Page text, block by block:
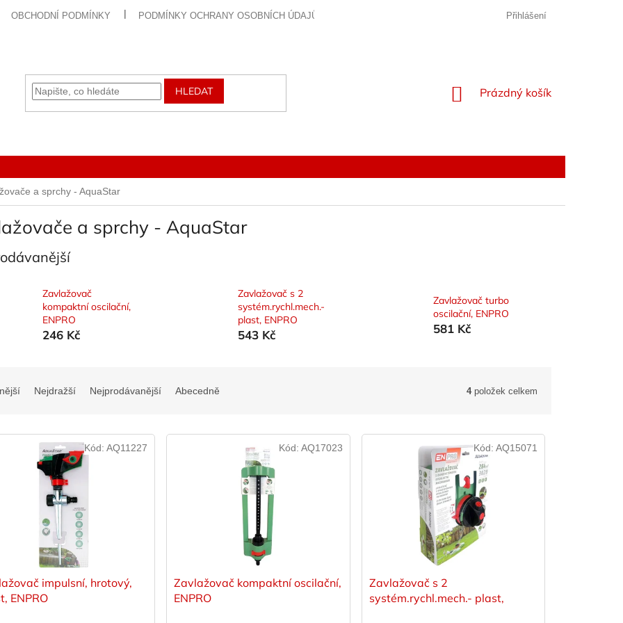
OBCHODNÍ PODMÍNKY PODMÍNKY OCHRANY OSOBNÍCH ÚDAJŮ Přihlášení
HLEDAT
NÁKUPNÍ
Prázdný košík
a sprchy - AquaStar
a sprchy - AquaStar
Zavlažovač
kompaktní oscilační,
ENPRO
246 Kč
Zavlažovač s 2
systém.rychl.mech.-
plast, ENPRO
543 Kč
Zavlažovač turbo
oscilační, ENPRO
581 Kč
Nejdražší Nejprodávanější Abecedně 4položek celkem
impulsní, hrotový,
ENPRO
Kód: AQ11227
Zavlažovač kompaktní oscilační,
ENPRO
Kód: AQ17023
Zavlažovač s 2
systém.rychl.mech.- plast,
Kód:AQ15071